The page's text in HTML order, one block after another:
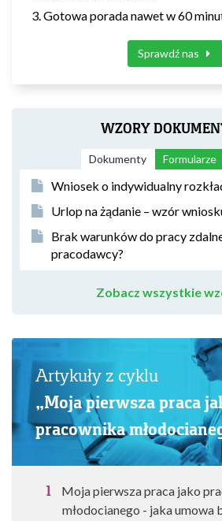
Gotowa porada nawet w 60
Sprawdź nas
WZORY
Dokumenty Formularze
Wniosek o indywidualny
Urlop na żądanie – wzór
Brak warunków do pracy
pracodawcy?
Zobacz wszystkie
Artykuły z cyklu
„Moja pierwsza praca
pracownika
Moja pierwsza praca jako
młodocianego - jaka umowa